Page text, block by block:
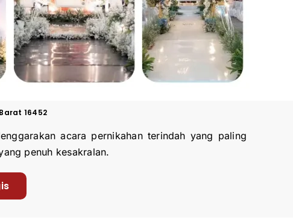
16452
acara pernikahan terindah yang paling
penuh kesakralan.